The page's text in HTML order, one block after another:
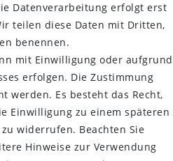
dieDaten­schutz­erklärung gelesen habe.
widerrufen.**
Datenverarbeitung erfolgt erst
teilen diese Daten mit Dritten,
benennen.
mit Einwilligung oder aufgrund
erfolgen. Die Zustimmung
werden. Es besteht das Recht,
Einwilligung zu einem späteren
widerrufen. Beachten Sie
Hinweise zur Verwendung